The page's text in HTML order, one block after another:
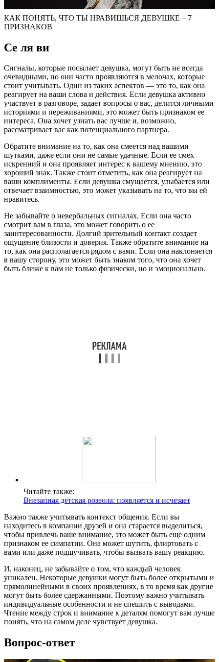
КАК ПОНЯТЬ, ЧТО ТЫ НРАВИШЬСЯ ДЕВУШКЕ – 7
ПРИЗНАКОВ
Се ля ви
Сигналы, которые посылает девушка, могут быть не всегда
очевидными, но они часто проявляются в мелочах, которые
стоит учитывать. Один из таких аспектов — это то, как она
реагирует на ваши слова и действия. Если девушка активно
участвует в разговоре, задает вопросы о вас, делится личными
историями и переживаниями, это может быть признаком ее
интереса. Она хочет узнать вас лучше и, возможно,
рассматривает вас как потенциального партнера.
Обратите внимание на то, как она смеется над вашими
шутками, даже если они не самые удачные. Если ее смех
искренний и она проявляет интерес к вашему мнению, это
хороший знак. Также стоит отметить, как она реагирует на
ваши комплименты. Если девушка смущается, улыбается или
отвечает взаимностью, это может указывать на то, что вы ей
нравитесь.
Не забывайте о невербальных сигналах. Если она часто
смотрит вам в глаза, это может говорить о ее
заинтересованности. Долгий зрительный контакт создает
ощущение близости и доверия. Также обратите внимание на
то, как она располагается рядом с вами. Если она наклоняется
в вашу сторону, это может быть знаком того, что она хочет
быть ближе к вам не только физически, но и эмоционально.
Читайте также:
Внезапная детская розеола: появляется и исчезает
Важно также учитывать контекст общения. Если вы
находитесь в компании друзей и она старается выделиться,
чтобы привлечь ваше внимание, это может быть еще одним
признаком ее симпатии. Она может шутить, флиртовать с
вами или даже подшучивать, чтобы вызвать вашу реакцию.
И, наконец, не забывайте о том, что каждый человек
уникален. Некоторые девушки могут быть более открытыми и
прямолинейными в своих проявлениях, в то время как другие
могут быть более сдержанными. Поэтому важно учитывать
индивидуальные особенности и не спешить с выводами.
Чтение между строк и внимание к деталям помогут вам лучше
понять, что на самом деле чувствует девушка.
Вопрос-ответ